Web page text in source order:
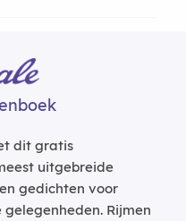
dit gratis
uitgebreide
gedichten voor
Rijmen